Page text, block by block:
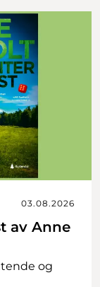
03.08.2026
av Anne
og